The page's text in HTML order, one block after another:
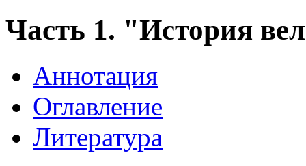
Часть 1. "История
Аннотация
Оглавление
Литература